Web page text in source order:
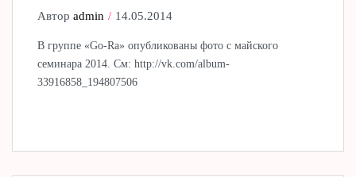
Авторadmin 14.05.2014
В группе «Go-Ra» опубликованы фото с майского
семинара 2014. См: http://vk.com/album-
33916858_194807506